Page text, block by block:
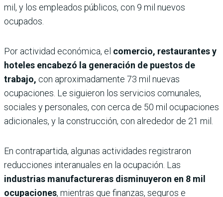
mil, y los empleados públicos, con 9 mil nuevos
ocupados.
Por actividad económica, el comercio, restaurantes y
hoteles encabezó la generación de puestos de
trabajo, con aproximadamente 73 mil nuevas
ocupaciones. Le siguieron los servicios comunales,
sociales y personales, con cerca de 50 mil ocupaciones
adicionales, y la construcción, con alrededor de 21 mil.
En contrapartida, algunas actividades registraron
reducciones interanuales en la ocupación. Las
industrias manufactureras disminuyeron en 8 mil
ocupaciones, mientras que finanzas, seguros e